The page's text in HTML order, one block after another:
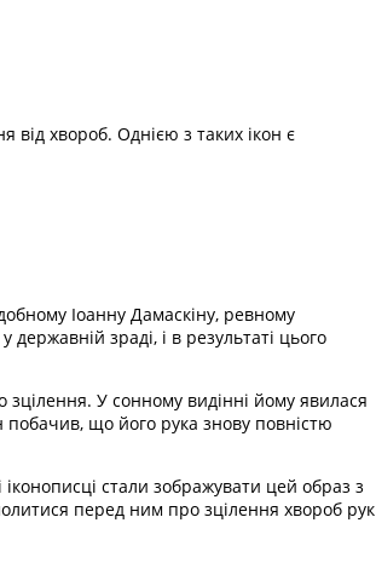
від хвороб. Однією з таких ікон є
Іоанну Дамаскіну, ревному
зраді, і в результаті цього
зцілення. У сонному видінні йому явилася
що його рука знову повністю
стали зображувати цей образ з
перед ним про зцілення хвороб рук